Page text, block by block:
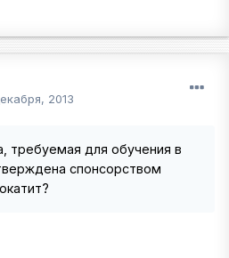
2013
требуемая для обучения в
спонсорством